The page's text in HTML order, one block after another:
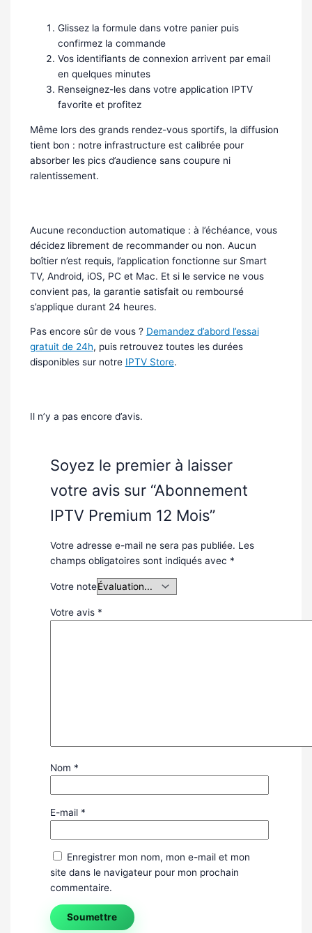
Glissez la formule dans votre panier puis
confirmez la commande
Vos identifiants de connexion arrivent par email
en quelques minutes
Renseignez-les dans votre application IPTV
favorite et profitez
Même lors des grands rendez-vous sportifs, la diffusion
tient bon : notre infrastructure est calibrée pour
absorber les pics d’audience sans coupure ni
ralentissement.
Aucune reconduction automatique : à l’échéance, vous
décidez librement de recommander ou non. Aucun
boîtier n’est requis, l’application fonctionne sur Smart
TV, Android, iOS, PC et Mac. Et si le service ne vous
convient pas, la garantie satisfait ou remboursé
s’applique durant 24 heures.
Pas encore sûr de vous ? Demandez d’abord l’essai
gratuit de 24h, puis retrouvez toutes les durées
disponibles sur notre IPTV Store.
Il n’y a pas encore d’avis.
Soyez le premier à laisser
votre avis sur “Abonnement
IPTV Premium 12 Mois”
Votre adresse e-mail ne sera pas publiée. Les
champs obligatoires sont indiqués avec *
Votre note
Votre avis *
Nom *
E-mail *
Enregistrer mon nom, mon e-mail et mon
site dans le navigateur pour mon prochain
commentaire.